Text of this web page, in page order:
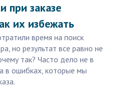
при заказе
их избежать
время на поиск
но результат все равно не
так? Часто дело не в
в ошибках, которые мы